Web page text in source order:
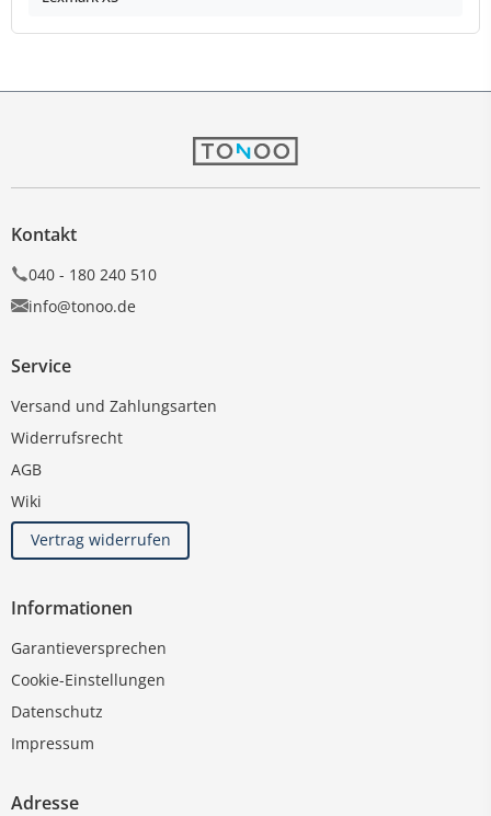
Kontakt
040 - 180 240 510
info@tonoo.de
Service
Versand und Zahlungsarten
Widerrufsrecht
AGB
Wiki
Vertrag widerrufen
Informationen
Garantieversprechen
Cookie-Einstellungen
Datenschutz
Impressum
Adresse